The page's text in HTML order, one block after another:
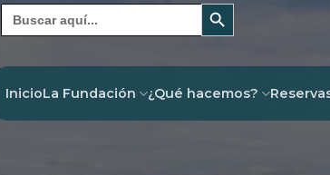
Buscar:
InicioLa Fundación ¿Qué hacemos?